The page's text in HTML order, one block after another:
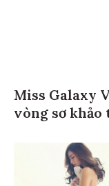
Miss Galaxy
vòng sơ khảo